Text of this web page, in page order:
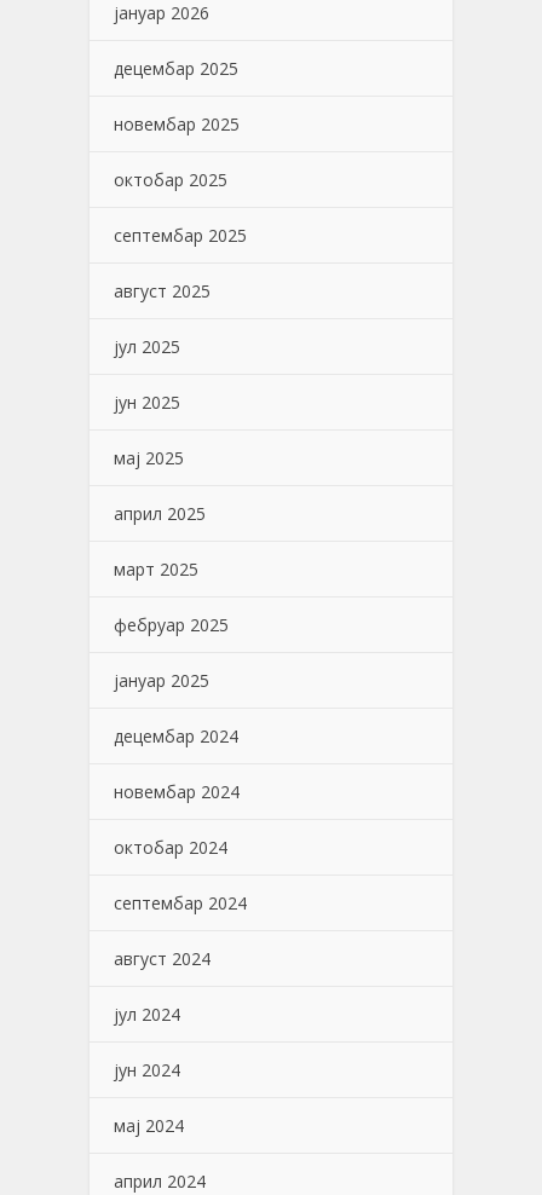
јануар 2026
децембар 2025
новембар 2025
октобар 2025
септембар 2025
август 2025
јул 2025
јун 2025
мај 2025
април 2025
март 2025
фебруар 2025
јануар 2025
децембар 2024
новембар 2024
октобар 2024
септембар 2024
август 2024
јул 2024
јун 2024
мај 2024
април 2024